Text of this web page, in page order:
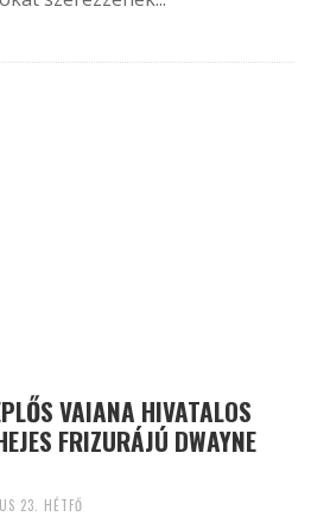
VAIANA HIVATALOS
FRIZURÁJÚ DWAYNE
23. HÉTFŐ